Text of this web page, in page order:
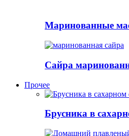
Маринованные
Сайра
Прочее
Брусника в